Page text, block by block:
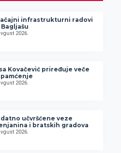
infrastrukturni radovi
Bagljašu
2026.
Kovačević priređuje veče
pamćenje
2026.
učvršćene veze
i bratskih gradova
2026.